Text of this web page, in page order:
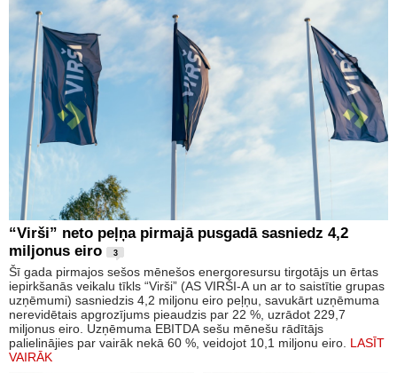
“Virši” neto peļņa pirmajā pusgadā sasniedz 4,2
miljonus eiro
3
Šī gada pirmajos sešos mēnešos energoresursu tirgotājs un ērtas
iepirkšanās veikalu tīkls “Virši” (AS VIRŠI-A un ar to saistītie grupas
uzņēmumi) sasniedzis 4,2 miljonu eiro peļņu, savukārt uzņēmuma
nerevidētais apgrozījums pieaudzis par 22 %, uzrādot 229,7
miljonus eiro. Uzņēmuma EBITDA sešu mēnešu rādītājs
palielinājies par vairāk nekā 60 %, veidojot 10,1 miljonu eiro. LASĪT
VAIRĀK